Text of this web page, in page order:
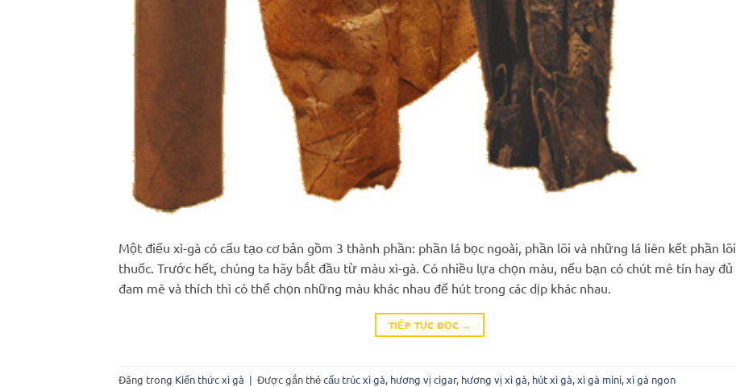
Một điếu xì-gà có cấu tạo cơ bản gồm 3 thành phần: phần lá bọc ngoài, phần lõi và những lá liên kết phần lõi
thuốc. Trước hết, chúng ta hãy bắt đầu từ màu xì-gà. Có nhiều lựa chọn màu, nếu bạn có chút mê tín hay đủ
đam mê và thích thì có thể chọn những màu khác nhau để hút trong các dịp khác nhau.
TIẾP TỤC ĐỌC →
Đăng trong Kiến thức xì gà | Được gắn thẻcấu trúc xì gà, hương vị cigar, hương vị xì gà, hút xì gà,xì gà mini,xì gà ngon